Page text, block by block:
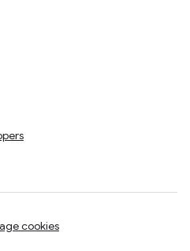
cookies